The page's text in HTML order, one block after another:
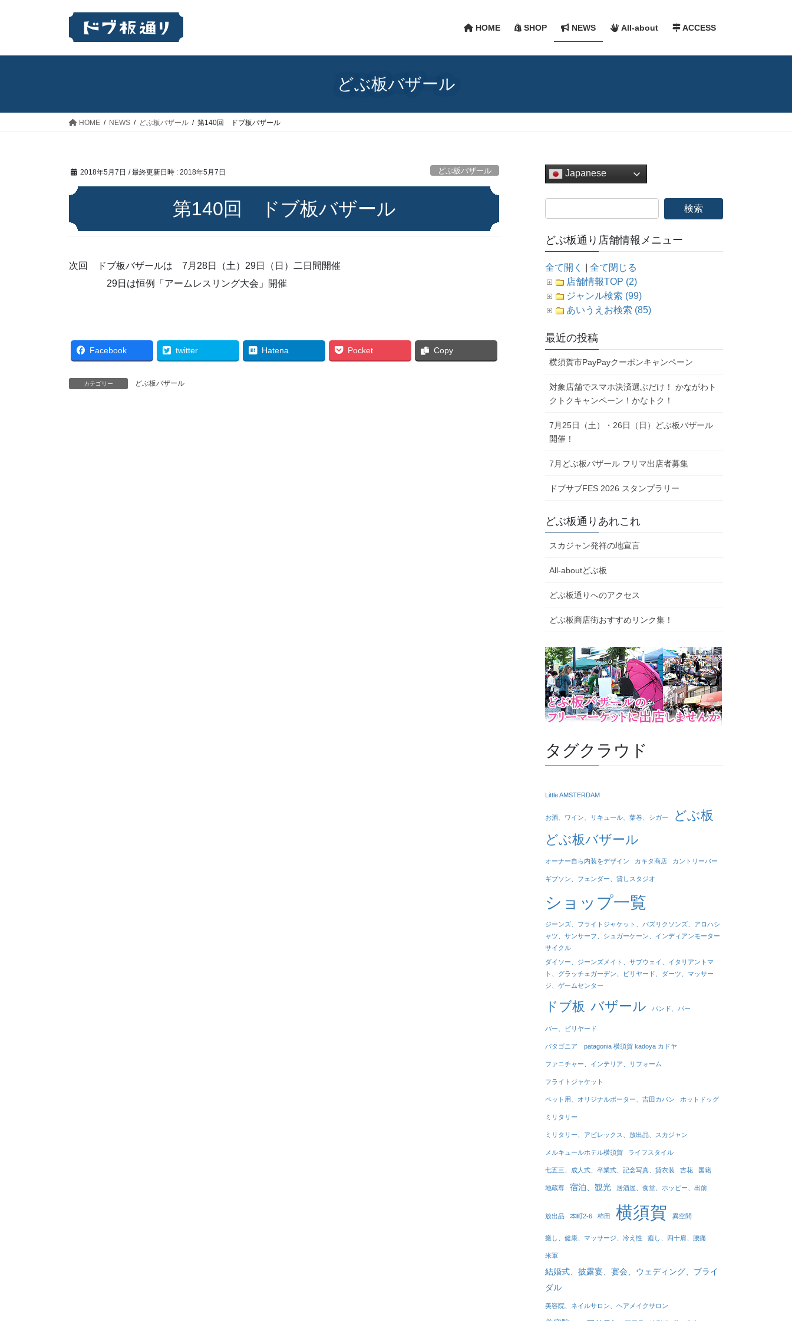
HOME SHOP NEWS All-about ACCESS
どぶ板バザール
HOME NEWS どぶ板バザール 第140回 ドブ板バザール
2018年5月7日 / 最終更新日時 : 2018年5月7日 どぶ板バザール
第140回 ドブ板バザール
次回 ドブ板バザールは 7月28日（土）29日（日）二日間開催
29日は恒例「アームレスリング大会」開催
Facebook twitter Hatena Pocket Copy
カテゴリー どぶ板バザール
Japanese
どぶ板通り店舗情報メニュー
全て開く |全て閉じる
店舗情報TOP (2)
ジャンル検索 (99)
あいうえお検索 (85)
最近の投稿
横須賀市PayPayクーポンキャンペーン
対象店舗でスマホ決済選ぶだけ！ かながわト
クトクキャンペーン！かなトク！
7月25日（土）・26日（日）どぶ板バザール
開催！
7月どぶ板バザール フリマ出店者募集
ドブサブFES 2026 スタンプラリー
どぶ板通りあれこれ
スカジャン発祥の地宣言
All-aboutどぶ板
どぶ板通りへのアクセス
どぶ板商店街おすすめリンク集！
タグクラウド
Little AMSTERDAM
お酒、ワイン、リキュール、葉巻、シガー
どぶ板
どぶ板バザール
オーナー自ら内装をデザイン カキタ商店 カントリーバー
ギブソン、フェンダー、貸しスタジオ
ショップ一覧
ジーンズ、フライトジャケット、パズリクソンズ、アロハシ
ャツ、サンサーフ、シュガーケーン、インディアンモーター
サイクル
ダイソー、ジーンズメイト、サブウェイ、イタリアントマ
ト、グラッチェガーデン、ビリヤード、ダーツ、マッサー
ジ、ゲームセンター
ドブ板 バザール バンド、バー
バー、ビリヤード
パタゴニア patagonia 横須賀 kadoya カドヤ
ファニチャー、インテリア、リフォーム
フライトジャケット
ペット用、オリジナルポーター、吉田カバン ホットドッグ
ミリタリー
ミリタリー、アビレックス、放出品、スカジャン
メルキュールホテル横須賀 ライフスタイル
七五三、成人式、卒業式、記念写真、貸衣装 吉花 国籍
地蔵尊 宿泊、観光 居酒屋、食堂、ホッピー、出前
放出品 本町2-6 柿田 横須賀 異空間
癒し、健康、マッサージ、冷え性 癒し、四十肩、腰痛
米軍
結婚式、披露宴、宴会、ウェディング、ブライ
ダル
美容院、ネイルサロン、ヘアメイクサロン